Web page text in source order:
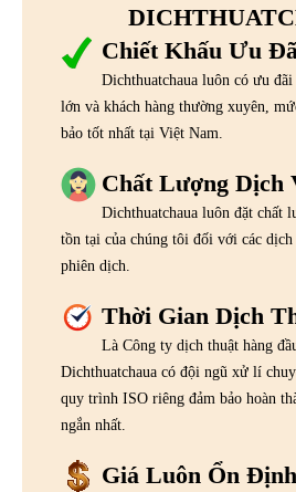
Chiết Khấu Ưu
Dichthuatchaua luôn có ưu
lớn và khách hàng thường xuyên,
bảo tốt nhất tại Việt Nam.
Chất Lượng Dịch
Dichthuatchaua luôn đặt chất
tồn tại của chúng tôi đối với các
phiên dịch.
Thời Gian Dịch
Là Công ty dịch thuật hàng
Dichthuatchaua có đội ngũ xử lí
quy trình ISO riêng đảm bảo hoàn
ngắn nhất.
Giá Luôn Ổn Định